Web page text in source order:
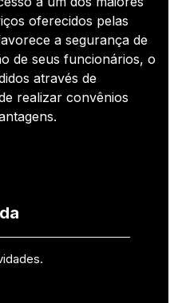
oferecidos pelas
a segurança de
de seus funcionários, o
através de
realizar convênios